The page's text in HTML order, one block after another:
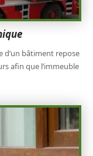
d’un bâtiment repose
afin que l’immeuble